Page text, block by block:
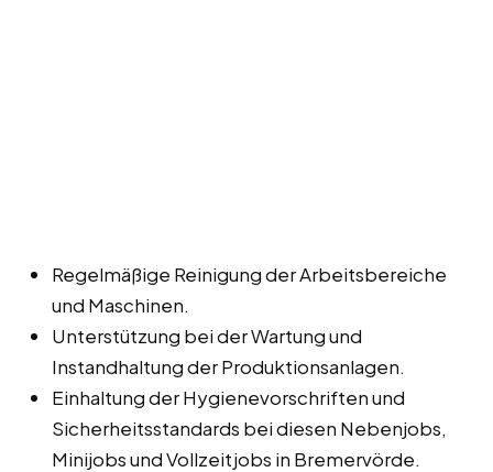
Regelmäßige Reinigung der Arbeitsbereiche
und Maschinen.
Unterstützung bei der Wartung und
Instandhaltung der Produktionsanlagen.
Einhaltung der Hygienevorschriften und
Sicherheitsstandards bei diesen Nebenjobs,
Minijobs und Vollzeitjobs in Bremervörde.